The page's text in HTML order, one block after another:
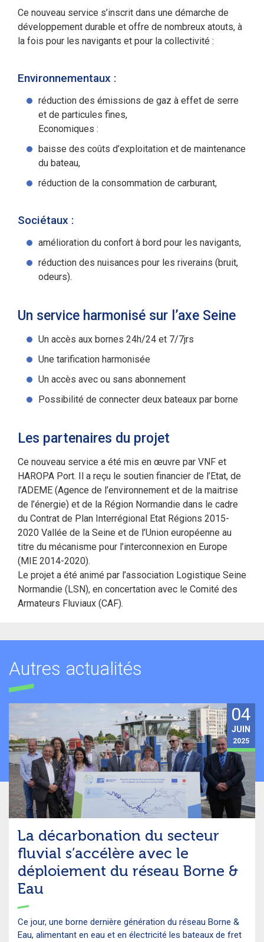
Ce nouveau service s’inscrit dans une démarche de
développement durable et offre de nombreux atouts, à
la fois pour les navigants et pour la collectivité :
Environnementaux :
réduction des émissions de gaz à effet de serre
et de particules fines,
Economiques :
baisse des coûts d’exploitation et de maintenance
du bateau,
réduction de la consommation de carburant,
Sociétaux :
amélioration du confort à bord pour les navigants,
réduction des nuisances pour les riverains (bruit,
odeurs).
Un service harmonisé sur l’axe Seine
Un accès aux bornes 24h/24 et 7/7jrs
Une tarification harmonisée
Un accès avec ou sans abonnement
Possibilité de connecter deux bateaux par borne
Les partenaires du projet
Ce nouveau service a été mis en œuvre par VNF et
HAROPA Port. Il a reçu le soutien financier de l’Etat, de
l’ADEME (Agence de l’environnement et de la maitrise
de l’énergie) et de la Région Normandie dans le cadre
du Contrat de Plan Interrégional Etat Régions 2015-
2020 Vallée de la Seine et de l’Union européenne au
titre du mécanisme pour l’interconnexion en Europe
(MIE 2014-2020).
Le projet a été animé par l’association Logistique Seine
Normandie (LSN), en concertation avec le Comité des
Armateurs Fluviaux (CAF).
Autres actualités
La décarbonation du secteur
fluvial s’accélère avec le
déploiement du réseau Borne &
Eau
Ce jour, une borne dernière génération du réseau Borne &
Eau, alimentant en eau et en électricité les bateaux de fret
04
JUIN
2025